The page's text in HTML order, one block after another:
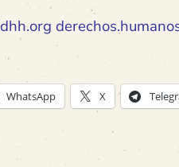
WhatsApp X